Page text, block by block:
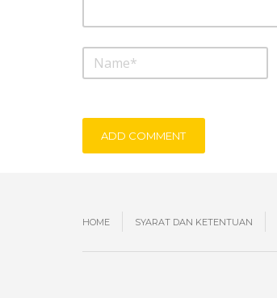
ADD COMMENT
HOME SYARAT DAN KETENTUAN